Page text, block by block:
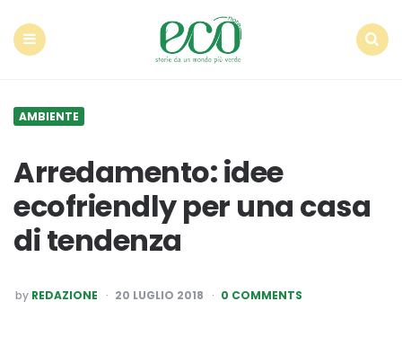
AMBIENTE
Arredamento: idee
ecofriendly per una casa
di tendenza
POSTED
BY
by REDAZIONE 20 LUGLIO 2018 0 COMMENTS